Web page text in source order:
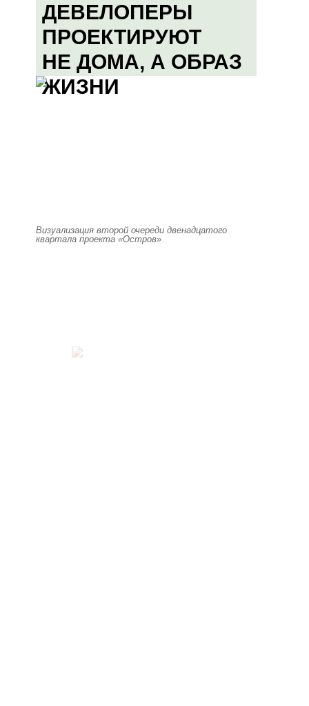
ДЕВЕЛОПЕРЫ
ПРОЕКТИРУЮТ
НЕ ДОМА, А ОБРАЗ
ЖИЗНИ
Визуализация второй очереди двенадцатого
квартала проекта «Остров»